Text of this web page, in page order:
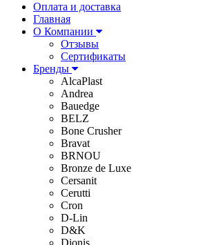
Оплата и доставка
Главная
О Компании
Отзывы
Сертификаты
Бренды
AlcaPlast
Andrea
Bauedge
BELZ
Bone Crusher
Bravat
BRNOU
Bronze de Luxe
Cersanit
Cerutti
Cron
D-Lin
D&K
Dionis